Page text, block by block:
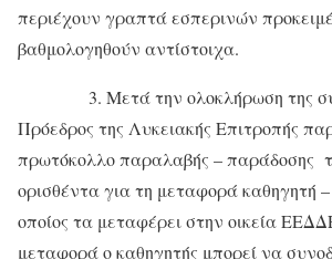
περιέχουν γραπτά εσπερινών
βαθμολογηθούν αντίστοιχα.
3. Μετά την ολοκλήρωση της
Πρόεδρος της Λυκειακής Επιτροπής
πρωτόκολλο παραλαβής – παράδοσης
ορισθέντα για τη μεταφορά καθηγητή
οποίος τα μεταφέρει στην οικεία
μεταφορά ο καθηγητής μπορεί να